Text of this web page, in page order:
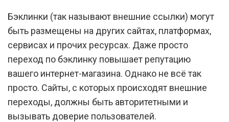
Бэклинки (так называют внешние ссылки) могут
быть размещены на других сайтах, платформах,
сервисах и прочих ресурсах. Даже просто
переход по бэклинку повышает репутацию
вашего интернет-магазина. Однако не всё так
просто. Сайты, с которых происходят внешние
переходы, должны быть авторитетными и
вызывать доверие пользователей.